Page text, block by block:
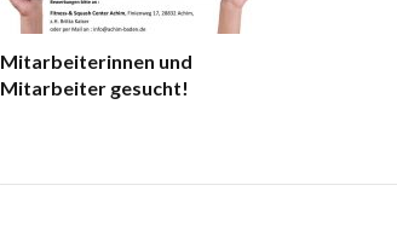
Mitarbeiterinnen und
Mitarbeiter gesucht!